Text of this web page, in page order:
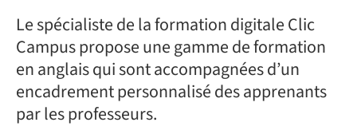
Le spécialiste de la formation digitale Clic
Campus propose une gamme de formation
en anglais qui sont accompagnées d’un
encadrement personnalisé des apprenants
par les professeurs.